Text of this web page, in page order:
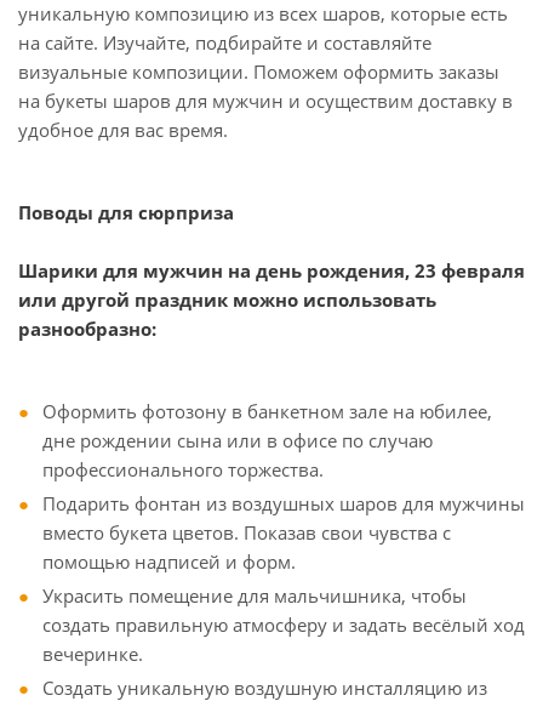
уникальную композицию из всех шаров, которые есть
на сайте. Изучайте, подбирайте и составляйте
визуальные композиции. Поможем оформить заказы
на букеты шаров для мужчин и осуществим доставку в
удобное для вас время.
Поводы для сюрприза
Шарики для мужчин на день рождения, 23 февраля
или другой праздник можно использовать
разнообразно:
Оформить фотозону в банкетном зале на юбилее,
дне рождении сына или в офисе по случаю
профессионального торжества.
Подарить фонтан из воздушных шаров для мужчины
вместо букета цветов. Показав свои чувства с
помощью надписей и форм.
Украсить помещение для мальчишника, чтобы
создать правильную атмосферу и задать весёлый ход
вечеринке.
Создать уникальную воздушную инсталляцию из